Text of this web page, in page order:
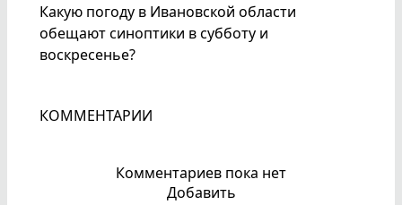
Какую погоду в Ивановской области
обещают синоптики в субботу и
воскресенье?
КОММЕНТАРИИ
Комментариев пока нет
Добавить